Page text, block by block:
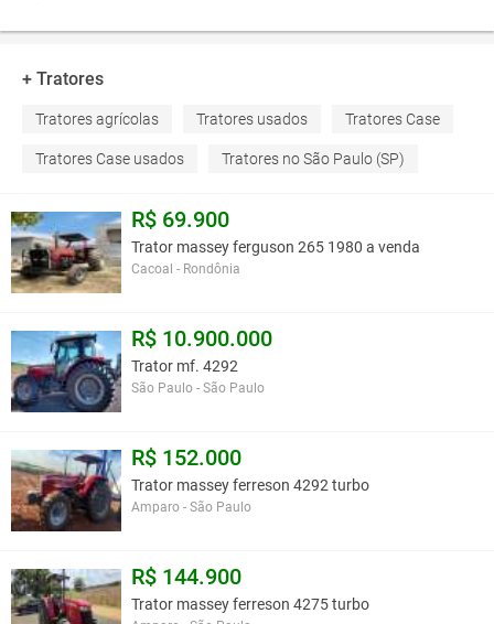
+ Tratores
Tratores agrícolas Tratores usados Tratores Case
Tratores Case usados Tratores no São Paulo (SP)
R$ 69.900
Trator massey ferguson 265 1980 a venda
Cacoal - Rondônia
R$ 10.900.000
Trator mf. 4292
São Paulo - São Paulo
R$ 152.000
Trator massey ferreson 4292 turbo
Amparo - São Paulo
R$ 144.900
Trator massey ferreson 4275 turbo